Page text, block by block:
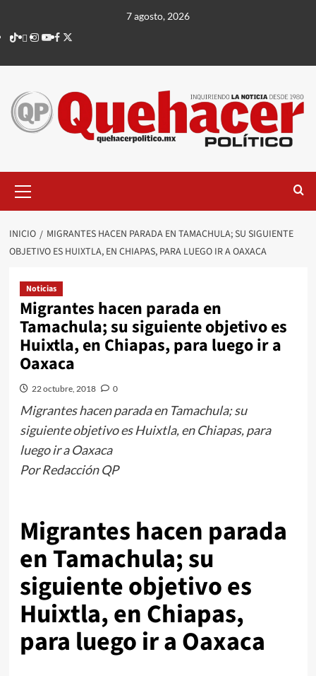
contenido
7 agosto, 2026
TikTok
threads
Instagram
Youtube
Facebook
X
principal
INICIO
MIGRANTES HACEN PARADA EN TAMACHULA; SU SIGUIENTE
OBJETIVO ES HUIXTLA, EN CHIAPAS, PARA LUEGO IR A OAXACA
Noticias
Migrantes hacen parada en
Tamachula; su siguiente objetivo es
Huixtla, en Chiapas, para luego ir a
Oaxaca
22 octubre, 2018 0
Migrantes hacen parada en Tamachula; su
siguiente objetivo es Huixtla, en Chiapas, para
luego ir a Oaxaca
Por Redacción QP
Migrantes hacen parada
en Tamachula; su
siguiente objetivo es
Huixtla, en Chiapas,
para luego ir a Oaxaca